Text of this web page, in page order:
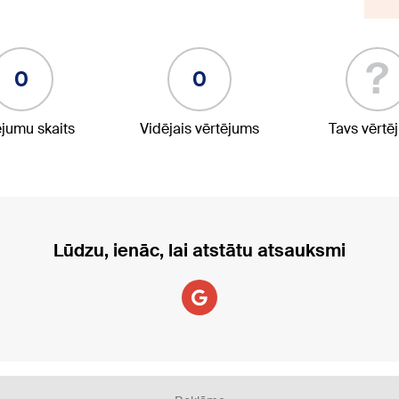
0
skaits
0
Vidējais vērtējums
?
Tavs
Lūdzu, ienāc, lai atstātu atsauksmi